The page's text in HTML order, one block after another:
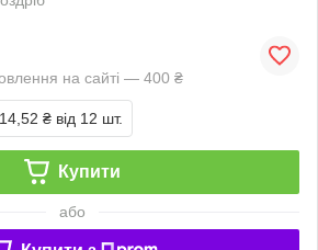
на сайті — 400 ₴
14,52 ₴ від 12 шт.
Купити
або